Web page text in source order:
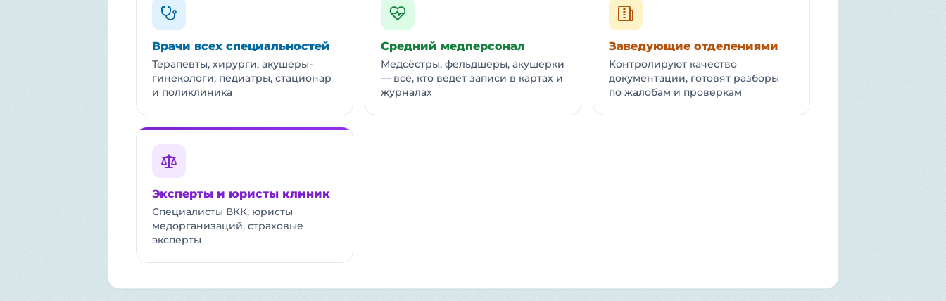
Врачи всех специальностей
Терапевты, хирурги, акушеры-
гинекологи, педиатры, стационар
и поликлиника
Средний медперсонал
Медсёстры, фельдшеры, акушерки
— все, кто ведёт записи в картах и
журналах
Заведующие отделениями
Контролируют качество
документации, готовят разборы
по жалобам и проверкам
Эксперты и юристы клиник
Специалисты ВКК, юристы
медорганизаций, страховые
эксперты